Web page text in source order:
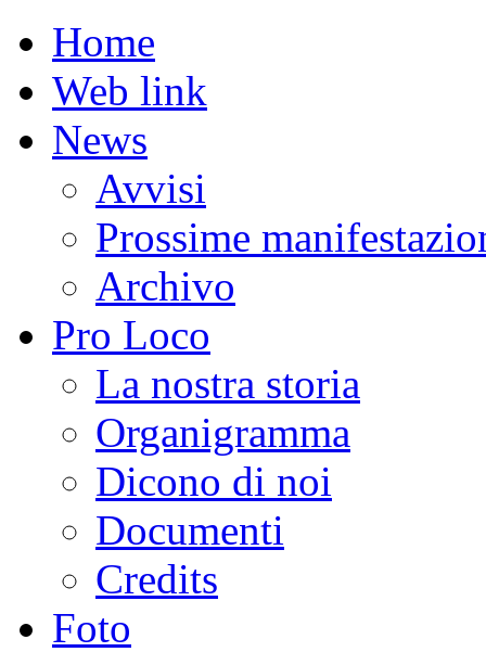
Home
Web link
News
Avvisi
Prossime
Archivo
Pro Loco
La nostra storia
Organigramma
Dicono di noi
Documenti
Credits
Foto